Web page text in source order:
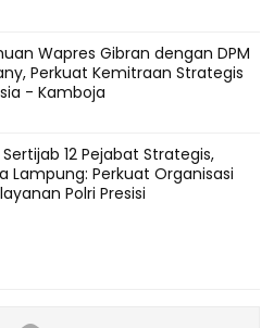
Wapres Gibran dengan DPM
Perkuat Kemitraan Strategis
- Kamboja
12 Pejabat Strategis,
Lampung: Perkuat Organisasi
Polri Presisi